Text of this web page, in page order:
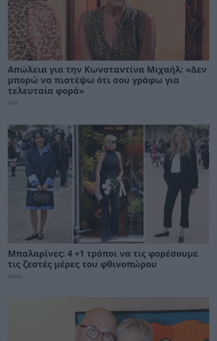
Απώλεια για την Κωνσταντίνα Μιχαήλ: «Δεν
μπορώ να πιστέψω ότι σου γράφω για
τελευταία φορά»
ΝΕΑ
Μπαλαρίνες: 4 +1 τρόποι να τις φορέσουμε
τις ζεστές μέρες του φθινοπώρου
ΜΟΔΑ